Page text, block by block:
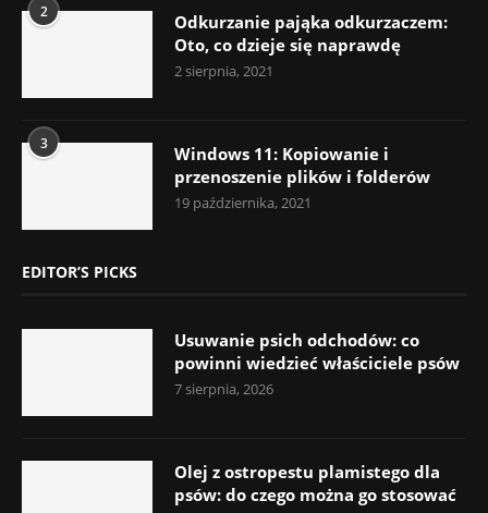
2
Odkurzanie pająka odkurzaczem:
Oto, co dzieje się naprawdę
2 sierpnia, 2021
3
Windows 11: Kopiowanie i
przenoszenie plików i folderów
19 października, 2021
EDITOR’S PICKS
Usuwanie psich odchodów: co
powinni wiedzieć właściciele psów
7 sierpnia, 2026
Olej z ostropestu plamistego dla
psów: do czego można go stosować